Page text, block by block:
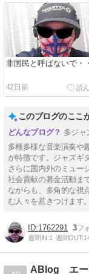
非国民と呼ばないで・
42日前
このブログのここ
多ジャ
多種多様な音楽演奏や
が特徴です。ジャズギ
さらに国内外のミュー
社会貢献の募金活動ま
ながらも、多角的な視
む人々を惹きつけます。
1762291 3
週間IN:1 週間OUT:
ABlog エー